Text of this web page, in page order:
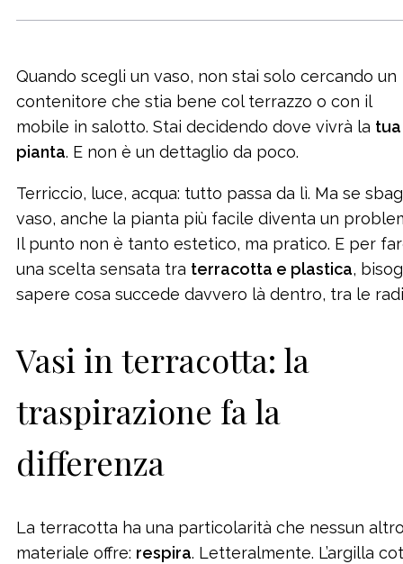
Quando scegli un vaso, non stai solo cercando un
contenitore che stia bene col terrazzo o con il
mobile in salotto. Stai decidendo dove vivrà la tua
pianta. E non è un dettaglio da poco.
Terriccio, luce, acqua: tutto passa da lì. Ma se
vaso, anche la pianta più facile diventa un
Il punto non è tanto estetico, ma pratico. E per
una scelta sensata tra terracotta e plastica,
sapere cosa succede davvero là dentro, tra le
Vasi in terracotta: la
traspirazione fa la
differenza
La terracotta ha una particolarità che nessun
materiale offre: respira. Letteralmente. L’argilla